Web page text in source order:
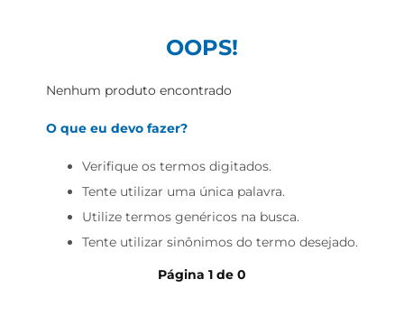
OOPS!
Nenhum produto encontrado
O que eu devo fazer?
Verifique os termos digitados.
Tente utilizar uma única palavra.
Utilize termos genéricos na busca.
Tente utilizar sinônimos do termo desejado.
Página 1de 0